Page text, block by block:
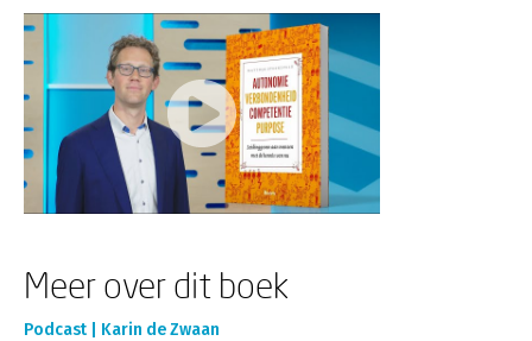
Meer over dit boek
Podcast | Karin de Zwaan